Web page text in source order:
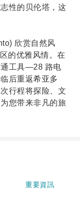
性的贝伦塔，这
欣赏自然风
的优雅风情。在
通工具—28 路电
后重返希亚多
行程将探险、文
您带来非凡的旅
重要資訊